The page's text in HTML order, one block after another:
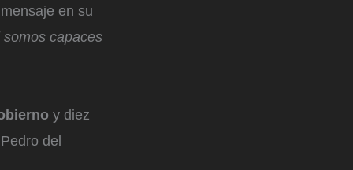
en su
somos capaces
y diez
del